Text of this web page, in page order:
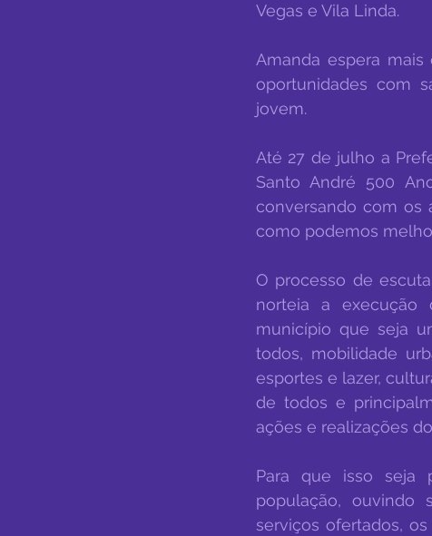
Vegas e Vila Linda.
Amanda espera mais
oportunidades com
jovem.
Até 27 de julho a
Santo André 500
conversando com os
como podemos
O processo de
norteia a execução
município que seja
todos, mobilidade
esportes e lazer,
de todos e
ações e realizações
Para que isso seja
população, ouvindo
serviços ofertados,